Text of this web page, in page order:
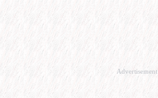
Advertisement